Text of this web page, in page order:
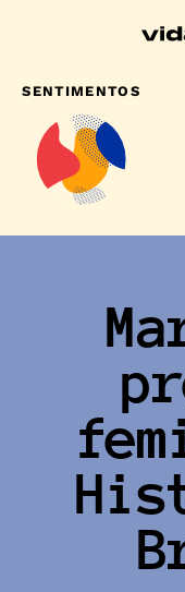
SENTIMENTOS